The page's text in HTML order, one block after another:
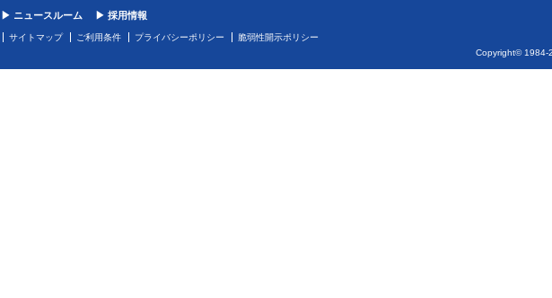
▶ ニュースルーム ▶ 採用情報
サイトマップ ご利用条件 プライバシーポリシー
脆弱性開示ポリシー
Copyright© 1984-